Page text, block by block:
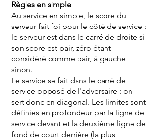
Règles en simple
Au service en simple, le score du
serveur fait foi pour le côté de service :
le serveur est dans le carré de droite si
son score est pair, zéro étant
considéré comme pair, à gauche
sinon.
Le service se fait dans le carré de
service opposé de l'adversaire : on
sert donc en diagonal. Les limites sont
définies en profondeur par la ligne de
service devant et la deuxième ligne de
fond de court derrière (la plus